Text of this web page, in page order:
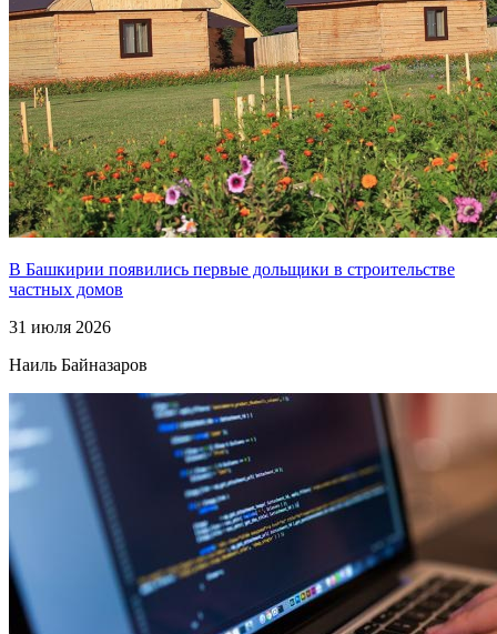
В Башкирии появились первые дольщики в строительстве
частных домов
31 июля 2026
Наиль Байназаров